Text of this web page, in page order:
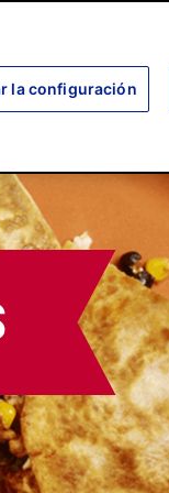
MÁS
la configuración